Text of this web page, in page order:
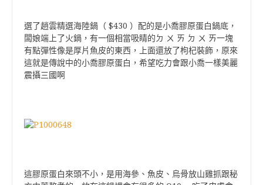
選了趙雲精選海陸鍋（ $430 ）配的是小喬膠原蛋白鍋底，
闆娘端上了火鍋，有一個相當吸睛的ㄉ ㄨ ㄞ ㄉ ㄨ ㄞ一塊
有點彈性像是厚片魚皮的東西，上面還放了枸杞裝飾，原來
這就是傳說中的小喬膠原蛋白，希望吃力會跟小喬一樣美麗
震攝三國啊
這膠原蛋白來頭不小，是用海參、魚皮、烏骨放山雞抓跟秘